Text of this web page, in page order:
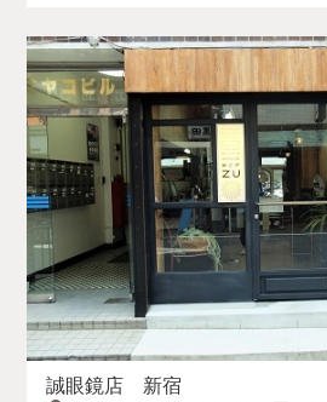
誠眼鏡店 新宿